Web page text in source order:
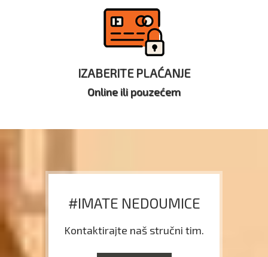
IZABERITE PLAĆANJE
Online ili pouzećem
#IMATE NEDOUMICE
Kontaktirajte naš stručni tim.